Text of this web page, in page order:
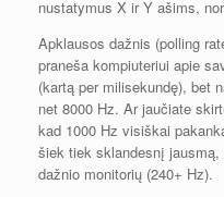
nustatymus X ir Y ašims,
Apklausos dažnis (polling
praneša kompiuteriui apie
(kartą per milisekundę), bet
net 8000 Hz. Ar jaučiate
kad 1000 Hz visiškai
šiek tiek sklandesnį
dažnio monitorių (240+ Hz).